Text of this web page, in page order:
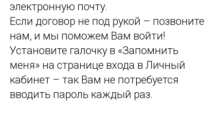
электронную почту.
Если договор не под рукой – позвоните
нам, и мы поможем Вам войти!
Установите галочку в «Запомнить
меня» на странице входа в Личный
кабинет – так Вам не потребуется
вводить пароль каждый раз.